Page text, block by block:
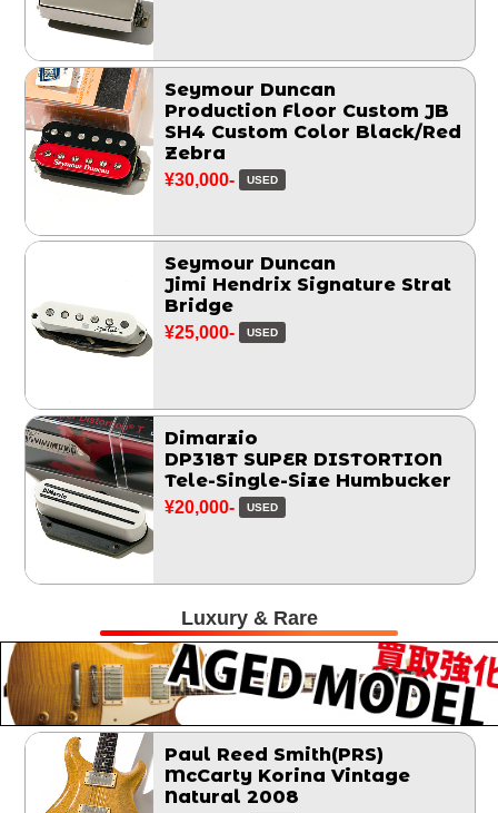
Seymour Duncan
Production Floor Custom JB
SH4 Custom Color Black/Red
Zebra
¥30,000- USED
Seymour Duncan
Jimi Hendrix Signature Strat
Bridge
¥25,000- USED
Dimarzio
DP318T SUPER DISTORTION
Tele-Single-Size Humbucker
¥20,000- USED
Luxury & Rare
Paul Reed Smith(PRS)
McCarty Korina Vintage
Natural 2008